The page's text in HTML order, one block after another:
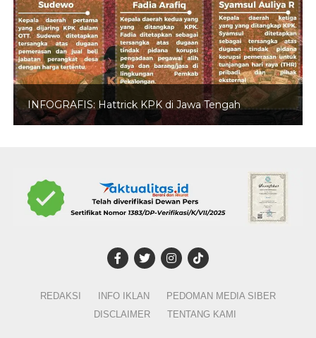
INFOGRAFIS: Hattrick KPK di Jawa Tengah
REDAKSI INFO IKLAN
PEDOMAN MEDIA SIBER
DISCLAIMER
TENTANG KAMI